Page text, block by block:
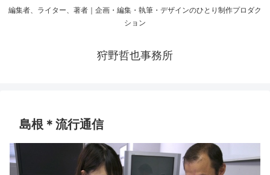
編集者、ライター、著者｜企画・編集・執筆・デザインのひとり制作プロダク
ション
狩野哲也事務所
島根＊流行通信